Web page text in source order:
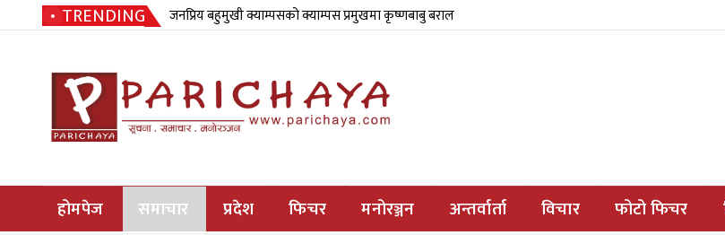
TRENDING जनप्रिय बहुमुखी क्याम्पसको क्याम्पस प्रमुखमा कृष्णबाबु बराल
होमपेज समाचार प्रदेश फिचर मनोरञ्जन अन्तर्वार्ता विचार फोटो फिचर